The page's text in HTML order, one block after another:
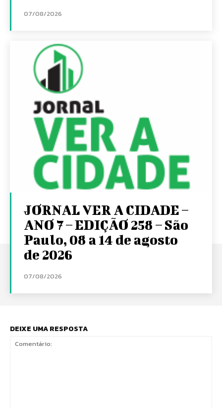
07/08/2026
JORNAL VER A CIDADE –
ANO 7 – EDIÇÃO 258 – São
Paulo, 08 a 14 de agosto
de 2026
07/08/2026
DEIXE UMA RESPOSTA